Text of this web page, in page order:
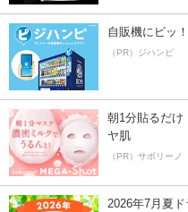
自販機にピッ
（PR）ジハンピ
朝1分貼るだけ
ヤ肌
（PR）サボリーノ
2026年7月夏